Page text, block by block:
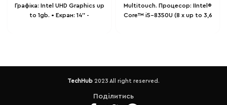
Графіка: Intel UHD Graphics up
to 1gb. • Екран: 14'' -
Кг. • Порти -2 x USB 3.1/1 х USB
Multitouch. Процесор: IIntel®
Core™ i5-8350U (8 х up to 3,6
3.1 (5 Гбіт/сек)/1 x USB Type
TechHub 2023 All right reserved.
Поділитись